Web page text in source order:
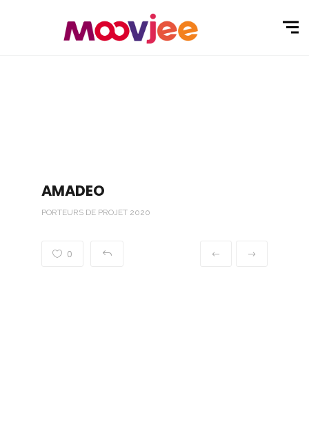
AMADEO
PORTEURS DE PROJET 2020
0